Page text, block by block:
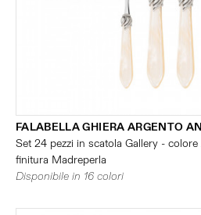
FALABELLA GHIERA ARGENTO
Set 24 pezzi in scatola Gallery -
finitura Madreperla
Disponibile in 16 colori